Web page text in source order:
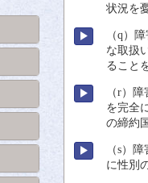
状況を
（q）
な取扱
ること
（r）
障
を完全
の締約
（s）
障
に性別